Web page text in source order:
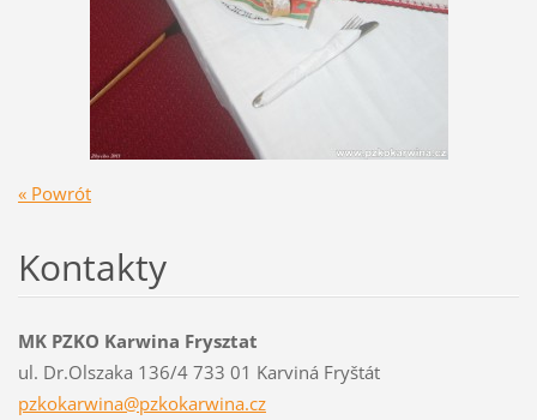
« Powrót
Kontakty
MK PZKO Karwina Frysztat
ul. Dr.Olszaka 136/4 733 01 Karviná Fryštát
pzkokarwina@pzkokarwina.cz